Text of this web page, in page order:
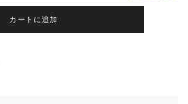
カートに追加